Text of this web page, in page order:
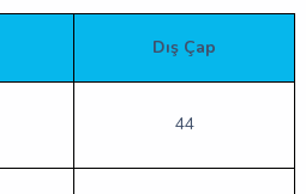
Dış Çap
44